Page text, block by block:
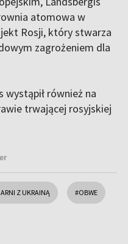
atomowa w
Rosji, który stwarza
zagrożeniem dla
wystąpił również na
trwającej rosyjskiej
Z UKRAINĄ #OBWE